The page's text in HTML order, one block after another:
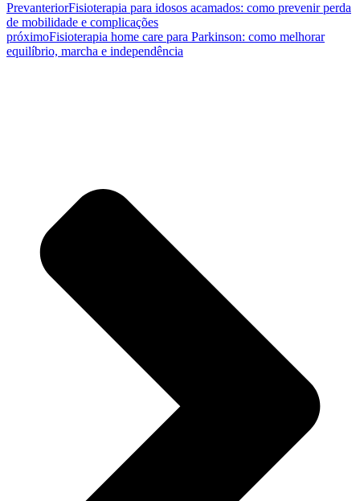
PrevanteriorFisioterapia para idosos acamados: como prevenir perda
de mobilidade e complicações
próximoFisioterapia home care para Parkinson: como melhorar
equilíbrio, marcha e independência